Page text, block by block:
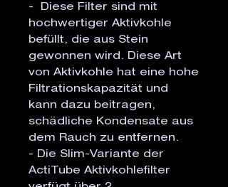
-  Diese Filter sind mit
hochwertiger Aktivkohle
befüllt, die aus Stein
gewonnen wird. Diese Art
von Aktivkohle hat eine hohe
Filtrationskapazität und
kann dazu beitragen,
schädliche Kondensate aus
dem Rauch zu entfernen.
- Die Slim-Variante der
ActiTube Aktivkohlefilter